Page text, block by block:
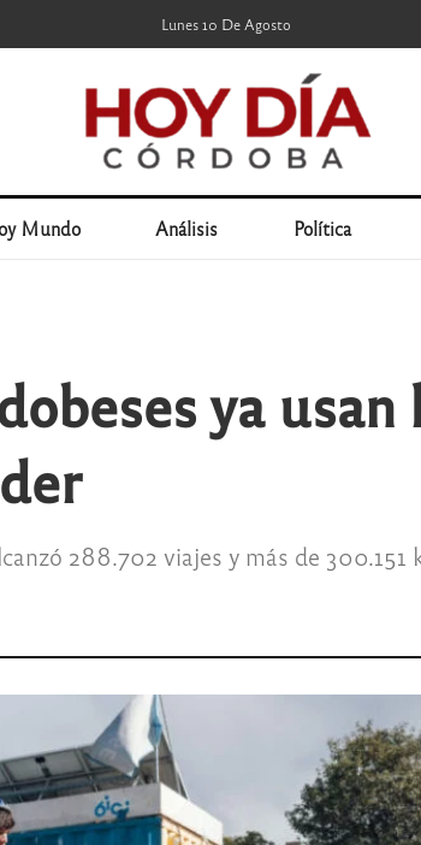
Lunes 10 De Agosto
Mundo Análisis Política
ya
288.702 viajes y más de 300.151